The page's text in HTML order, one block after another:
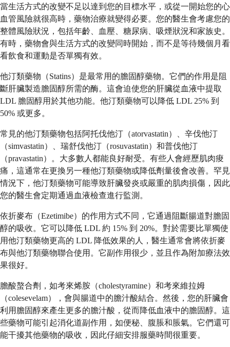
當生活方式的改變不足以達到您的目標水平，或從一開始您的心
血管風險就很高時，藥物治療就變得必要。您的醫生會考慮您的
整體風險狀況，包括年齡、血壓、糖尿病、吸煙狀況和家族史。
有時，藥物會與生活方式的改變同時開始，而不是等待幾個月看
看飲食和運動是否單獨有效。
他汀類藥物（Statins）是最常用的膽固醇藥物。它們的作用是阻
斷肝臟製造膽固醇所需的酶。這會迫使您的肝臟從血液中提取
LDL 膽固醇用於其他功能。他汀類藥物可以降低 LDL 25% 到
50% 或更多。
常見的他汀類藥物包括阿托伐他汀（atorvastatin）、辛伐他汀
（simvastatin）、瑞舒伐他汀（rosuvastatin）和普伐他汀
（pravastatin）。大多數人都能良好耐受。有些人會經歷肌肉痠
痛，這通常在更換另一種他汀類藥物或降低劑量後會改善。罕見
情況下，他汀類藥物可能導致肝臟發炎或嚴重的肌肉損傷，因此
您的醫生會定期通過血液檢查進行監測。
依折麥布（Ezetimibe）的作用方式不同，它通過阻斷腸道對膽固
醇的吸收。它可以降低 LDL 約 15% 到 20%。對於需要比單獨使
用他汀類藥物更高的 LDL 降低效果的人，醫生通常會將依折麥
布與他汀類藥物聯合使用。它副作用很少，並且作為附加療法效
果很好。
膽酸螯合劑，如考來烯胺（cholestyramine）和考來維拉姆
（colesevelam），會與腸道中的膽汁酸結合。然後，您的肝臟會
利用膽固醇來產生更多的膽汁酸，從而降低血液中的膽固醇。這
些藥物可能引起消化道副作用，如便秘、腹脹和脹氣。它們還可
能干擾其他藥物的吸收，因此仔細安排服藥時間很重要。